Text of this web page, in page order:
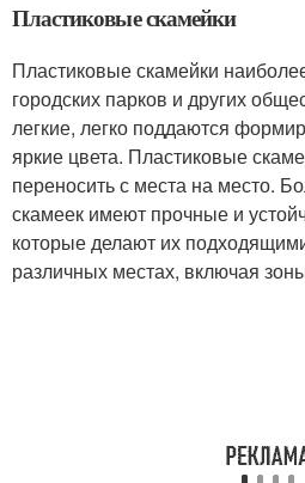
Пластиковые скамейки
Пластиковые скамейки
городских парков и других
легкие, легко поддаются
яркие цвета. Пластиковые
переносить с места на место.
скамеек имеют прочные и
которые делают их
различных местах, включая